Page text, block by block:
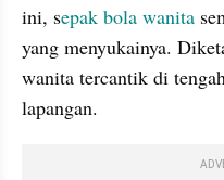
ini, sepak bola wanita
yang menyukainya.
wanita tercantik di
lapangan.